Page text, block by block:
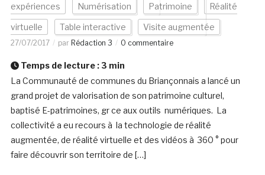
expériences Numérisation Patrimoine Réalité
virtuelle Table interactive Visite augmentée
27/07/2017 par Rédaction 3 0 commentaire
Temps de lecture : 3 min
La Communauté de communes du Briançonnais a lancé un
grand projet de valorisation de son patrimoine culturel,
baptisé E-patrimoines, gr ce aux outils numériques. La
collectivité a eu recours à la technologie de réalité
augmentée, de réalité virtuelle et des vidéos à 360 ° pour
faire découvrir son territoire de […]